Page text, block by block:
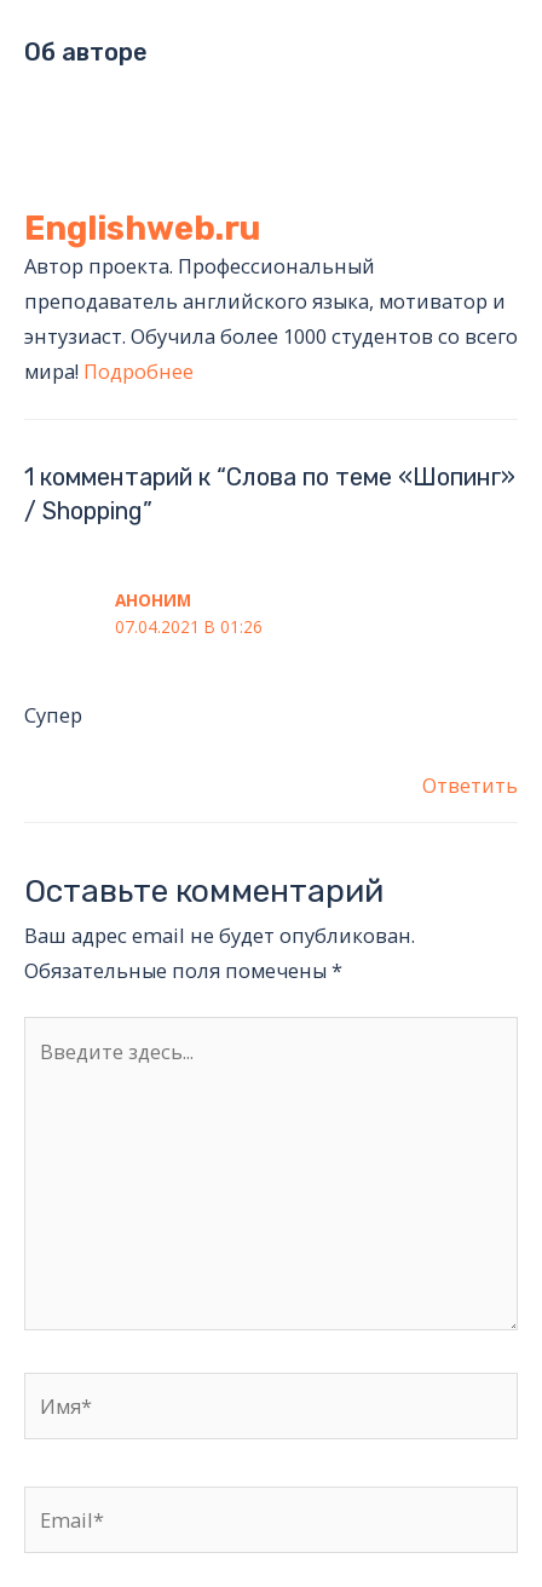
Об авторе
Englishweb.ru
Автор проекта. Профессиональный
преподаватель английского языка, мотиватор и
энтузиаст. Обучила более 1000 студентов со всего
мира! Подробнее
1 комментарий к “Слова по теме «Шопинг»
/ Shopping”
АНОНИМ
07.04.2021 В 01:26
Супер
Ответить
Оставьте комментарий
Ваш адрес email не будет опубликован.
Обязательные поля помечены *
здесь...